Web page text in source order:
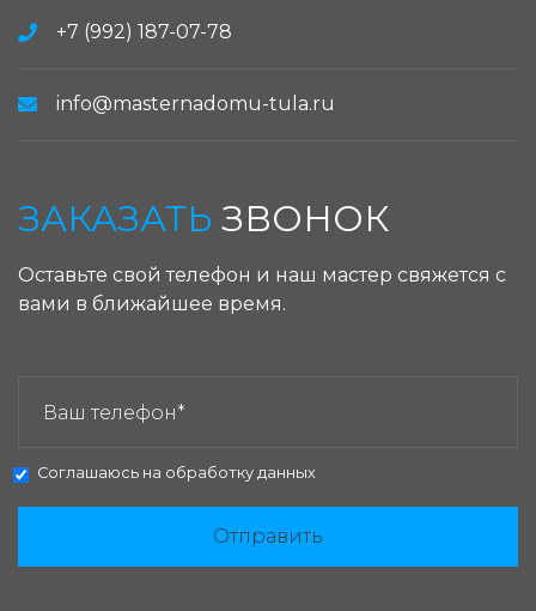
+7 (992) 187-07-78
info@masternadomu-tula.ru
ЗАКАЗАТЬ ЗВОНОК
Оставьте свой телефон и наш мастер свяжется с
вами в ближайшее время.
Соглашаюсь на обработку данных
Отправить